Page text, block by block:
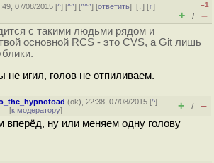
07/08/2015 [^] [^^] [^^^] [ответить][↓] [↑]
–1
+ / –
с такими людьми рядом и
основной RCS - это CVS, а Git лишь
не игил, голов не отпиливаем.
(ok), 22:38, 07/08/2015 [^]
[к модератору] + / –
вперёд, ну или меняем одну голову